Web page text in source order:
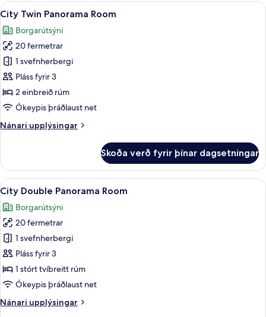
Skoða
allar
myndir
fyrir
City
Twin
Panorama
Room
City Twin Panorama Room |
4
City Twin Panorama Room
Borgarútsýni
20 fermetrar
1 svefnherbergi
Pláss fyrir 3
2 einbreið rúm
Ókeypis þráðlaust net
Nánari upplýsingar
Nánari
Twin
Panorama
Room
Skoða verð fyrir þínar dagsetningar
Skoða
allar
myndir
fyrir
City
Double
Panorama
Room
City Double Panorama Room |
4
City Double Panorama Room
Borgarútsýni
20 fermetrar
1 svefnherbergi
Pláss fyrir 3
1 stórt tvíbreitt rúm
Ókeypis þráðlaust net
Nánari upplýsingar
Nánari